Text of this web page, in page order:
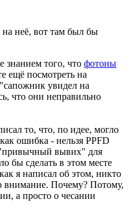
неё, вот там был бы
знанием того, что фотоны
ещё посмотреть на
увидел на
что они неправильно
то, что, по идее, могло
ошибка - нельзя PPFD
вывих" для
бы сделать в этом месте
я написал об этом, никто
внимание. Почему? Потому,
а просто о чесании